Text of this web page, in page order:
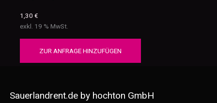
1,30€
exkl. 19 % MwSt.
ZUR ANFRAGE HINZUFÜGEN
Sauerlandrent.de by hochton GmbH